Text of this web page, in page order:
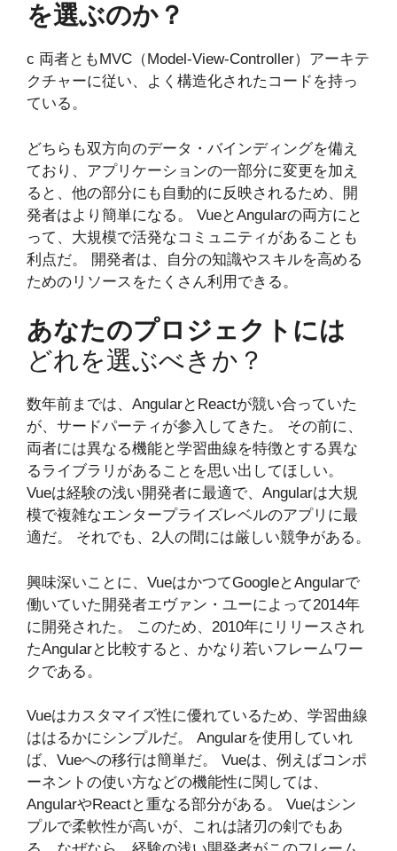
を選ぶのか？
c 両者ともMVC（Model-View-Controller）アーキテ
クチャーに従い、よく構造化されたコードを持っ
ている。
どちらも双方向のデータ・バインディングを備え
ており、アプリケーションの一部分に変更を加え
ると、他の部分にも自動的に反映されるため、開
発者はより簡単になる。 VueとAngularの両方にと
って、大規模で活発なコミュニティがあることも
利点だ。 開発者は、自分の知識やスキルを高める
ためのリソースをたくさん利用できる。
あなたのプロジェクトには
どれを選ぶべきか？
数年前までは、AngularとReactが競い合っていた
が、サードパーティが参入してきた。 その前に、
両者には異なる機能と学習曲線を特徴とする異な
るライブラリがあることを思い出してほしい。
Vueは経験の浅い開発者に最適で、Angularは大規
模で複雑なエンタープライズレベルのアプリに最
適だ。 それでも、2人の間には厳しい競争がある。
興味深いことに、VueはかつてGoogleとAngularで
働いていた開発者エヴァン・ユーによって2014年
に開発された。 このため、2010年にリリースされ
たAngularと比較すると、かなり若いフレームワー
クである。
Vueはカスタマイズ性に優れているため、学習曲線
ははるかにシンプルだ。 Angularを使用していれ
ば、Vueへの移行は簡単だ。 Vueは、例えばコンポ
ーネントの使い方などの機能性に関しては、
AngularやReactと重なる部分がある。 Vueはシン
プルで柔軟性が高いが、これは諸刃の剣でもあ